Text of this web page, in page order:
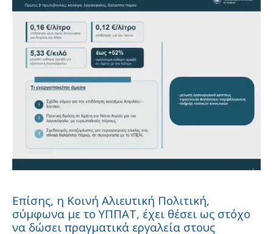
Επίσης, η Κοινή Αλιευτική Πολιτική,
σύμφωνα με το ΥΠΠΑΤ, έχει θέσει ως στόχο
να δώσει πραγματικά εργαλεία στους